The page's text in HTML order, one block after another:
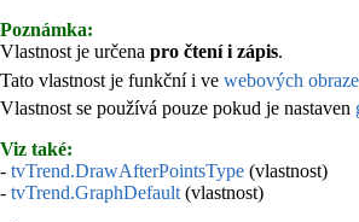
Poznámka:
Vlastnost je určena pro čtení i zápis.
Tato vlastnost je funkční i ve webových
Vlastnost se používá pouze pokud je nastaven
Viz také:
- tvTrend.DrawAfterPointsType (vlastnost)
- tvTrend.GraphDefault (vlastnost)